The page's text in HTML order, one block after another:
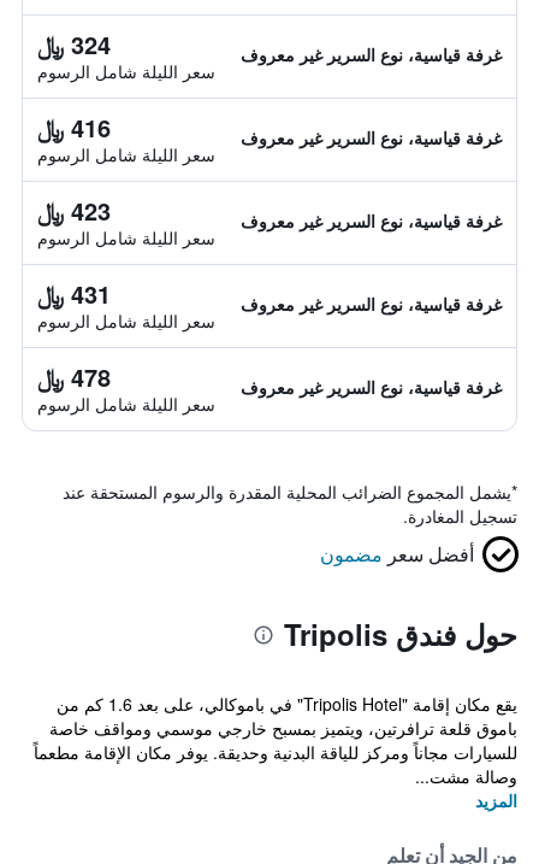
غرفة قياسية، نوع السرير غير معروف 324 ﷼
سعر الليلة شامل الرسوم
غرفة قياسية، نوع السرير غير معروف 416 ﷼
سعر الليلة شامل الرسوم
غرفة قياسية، نوع السرير غير معروف 423 ﷼
سعر الليلة شامل الرسوم
غرفة قياسية، نوع السرير غير معروف 431 ﷼
سعر الليلة شامل الرسوم
غرفة قياسية، نوع السرير غير معروف 478 ﷼
سعر الليلة شامل الرسوم
*يشمل المجموع الضرائب المحلية المقدرة والرسوم المستحقة عند
تسجيل المغادرة.
أفضل سعر مضمون
حول فندق Tripolis
يقع مكان إقامة "Tripolis Hotel" في باموكالي، على بعد 1.6 كم من
باموق قلعة ترافرتين، ويتميز بمسبح خارجي موسمي ومواقف خاصة
للسيارات مجاناً ومركز للياقة البدنية وحديقة. يوفر مكان الإقامة مطعماً
وصالة مشت...
المزيد
من الجيد أن تعلم